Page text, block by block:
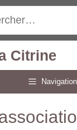
Citrine
Navigation